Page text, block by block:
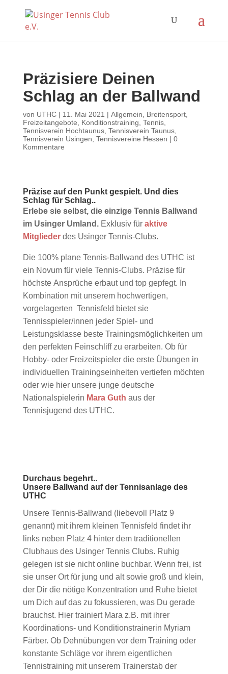
Präzisiere Deinen
Schlag an der Ballwand
von UTHC| 11. Mai 2021 | Allgemein Breitensport,
Freizeitangebote
Konditionstraining Tennis,
Tennisverein Hochtaunus, Tennisverein Taunus,
Tennisverein Usingen Tennisvereine Hessen | 0
Kommentare
Präzise auf den Punkt gespielt. Und dies
Schlag für Schlag..
Erlebe sie selbst, die einzige Tennis Ballwand
im Usinger Umland.Exklusiv für aktive
Mitgliederdes Usinger Tennis-Clubs.
Die 100% plane Tennis-Ballwand des UTHC ist
ein Novum für viele Tennis-Clubs. Präzise für
höchste Ansprüche erbaut und top gepfegt. In
Kombination mit unserem hochwertigen,
vorgelagerten Tennisfeld bietet sie
Tennisspieler/innen jeder Spiel- und
Leistungsklasse beste Trainingsmöglichkeiten um
den perfekten Feinschliff zu erarbeiten. Ob für
Hobby- oder Freizeitspieler die erste Übungen in
individuellen Trainingseinheiten vertiefen möchten
oder wie hier unsere junge deutsche
Nationalspielerin Mara Guth aus der
Tennisjugend des UTHC.
Durchaus begehrt..
Unsere Ballwand auf der Tennisanlage des
UTHC
Unsere Tennis-Ballwand (liebevoll Platz 9
genannt) mit ihrem kleinen Tennisfeld findet ihr
links neben Platz 4 hinter dem traditionellen
Clubhaus des Usinger Tennis Clubs. Ruhig
gelegen ist sie nicht online buchbar. Wenn frei, ist
sie unser Ort für jung und alt sowie groß und klein,
der Dir die nötige Konzentration und Ruhe bietet
um Dich auf das zu fokussieren, was Du gerade
brauchst. Hier trainiert Mara z.B. mit ihrer
Koordinations- und Konditionstrainerin Myriam
Färber. Ob Dehnübungen vor dem Training oder
konstante Schläge vor ihrem eigentlichen
Tennistraining mit unserem Trainerstab der